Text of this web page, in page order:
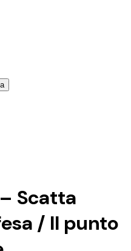
Scatta
/ Il punto